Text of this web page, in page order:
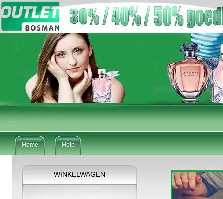
Home Help
WINKELWAGEN